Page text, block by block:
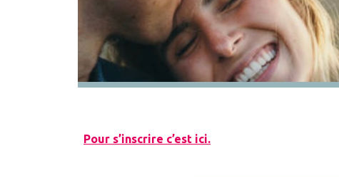
Pour s’inscrire c’est ici.